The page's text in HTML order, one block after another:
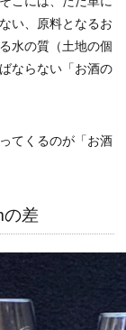
い、原料となるお
水の質（土地の個
ならない「お酒の
てくるのが「お酒
の差